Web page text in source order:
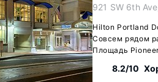
921 SW 6th
Hilton Portland
Совсем рядом
Площадь
8.2/10